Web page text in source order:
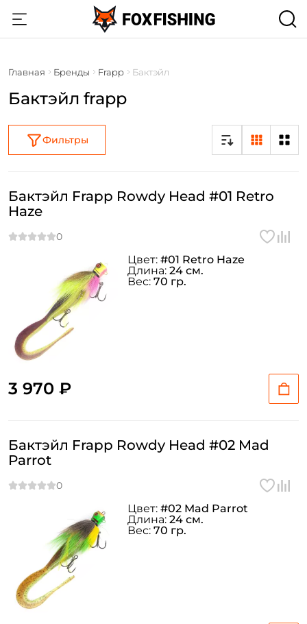
Главная Бренды Frapp Бактэйл
Бактэйл frapp
Фильтры
Бактэйл Frapp Rowdy Head #01 Retro
Haze
3 970 ₽
Цвет: #01 Retro Haze
Длина: 24 см.
Вес: 70 гр.
Бактэйл Frapp Rowdy Head #02 Mad
Parrot
Цвет: #02 Mad Parrot
Длина: 24 см.
Вес: 70 гр.